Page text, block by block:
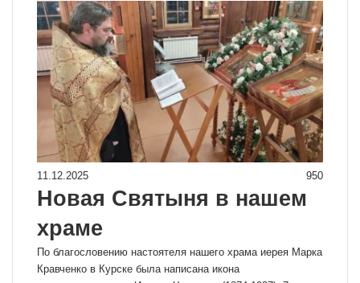
11.12.2025 950
Новая Святыня в нашем
храме
По благословению настоятеля нашего храма иерея Марка
Кравченко в Курске была написана икона